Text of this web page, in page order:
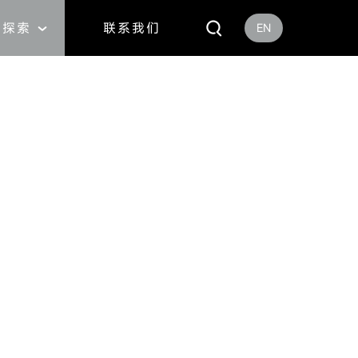
探索 联系我们 EN